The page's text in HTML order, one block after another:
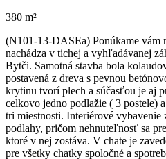
380 m²
(N101-13-DASEa) Ponúkame vám
nachádza v tichej a vyhľadávanej
Bytči. Samotná stavba bola
postavená z dreva s pevnou
krytinu tvorí plech a súčasťou je aj
celkovo jedno podlažie ( 3 postele)
tri miestnosti. Interiérové vybavenie
podlahy, pričom nehnuteľnosť sa
ktoré v nej zostáva. V chate je
pre všetky chatky spoločné a